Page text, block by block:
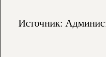
Источник: